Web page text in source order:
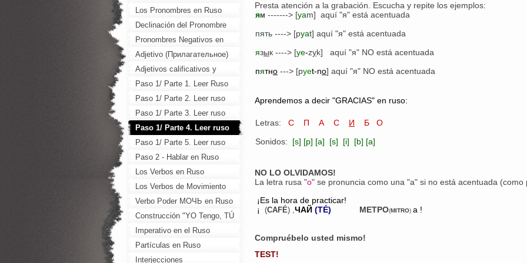
Presta atención a la grabación. Escucha y repite los ejemplos:
ям -------> [yam] aquí "я" está acentuada
пять ----> [pyat] aquí "я" está acentuada
язык ----> [ye-zyk] aquí "я" NO está acentuada
пятно ---> [pyet-no] aquí "я" NO está acentuada
Aprendemos a decir "GRACIAS" en ruso:
Letras: С П А С И Б О
Sonidos: [s] [p] [a] [s] [i] [b] [a]
NO LO OLVIDAMOS!
La letra rusa "o" se pronuncia como una "a" si no está acentuada
¡Es la hora de practicar!
¡
(CAFÉ) ,ЧАЙ (TÉ) MEТРO(MITRO) a !
Compruébelo usted mismo!
TEST!
Los Pronombres en Ruso
Declinación del Pronombre
Ruso Personal Reflexivo -
СЕБЯ ! (yo misma)
Pronombres Negativos en
Ruso
Adjetivo (Прилагательное)
Adjetivos calificativos y
relativos (Относительные
Прилагательные)
Paso 1/ Parte 1. Leer Ruso
Paso 1/ Parte 2. Leer ruso
Paso 1/ Parte 3. Leer ruso
Paso 1/ Parte 4. Leer ruso
Paso 1/ Parte 5. Leer ruso
Paso 2 - Hablar en Ruso
Los Verbos en Ruso
Los Verbos de Movimiento
en Ruso
Verbo Poder МОЧЬ en Ruso
Construcción "YO Tengo, TÚ
Tienes", en Ruso
Imperativo en el Ruso
Partículas en Ruso
Interjecciones